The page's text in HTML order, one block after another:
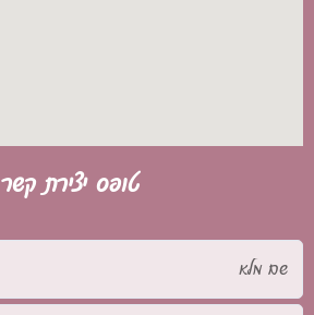
טופס יצירת קשר
מלא